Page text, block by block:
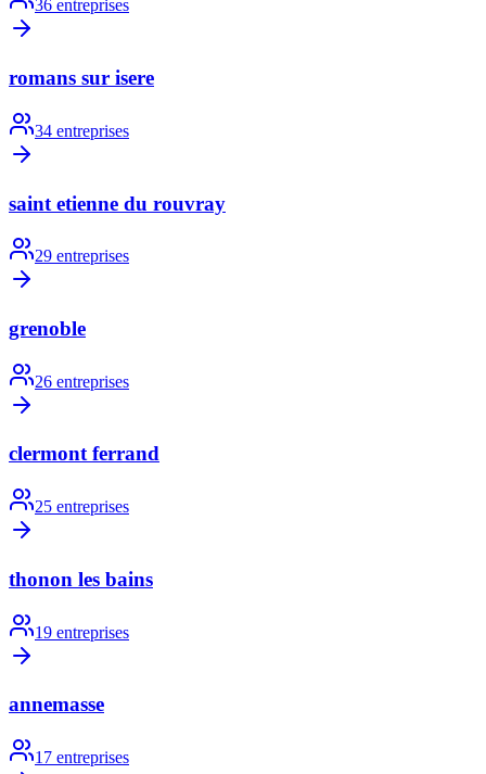
36 entreprises
romans sur isere
34 entreprises
saint etienne du rouvray
29 entreprises
grenoble
26 entreprises
clermont ferrand
25 entreprises
thonon les bains
19 entreprises
annemasse
17 entreprises